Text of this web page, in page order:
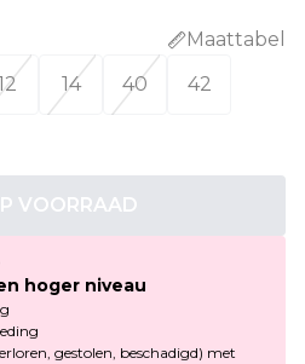
Maattabel
14 40 42
VOORRAAD
hoger niveau
gestolen, beschadigd) met